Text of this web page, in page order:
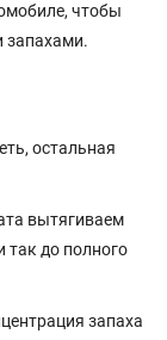
чтобы
запахами.
остальная
вытягиваем
так до полного
запаха